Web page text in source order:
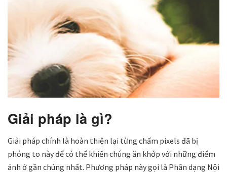
Giải pháp là gì?
Giải pháp chính là hoàn thiện lại từng chấm pixels đã bị
phóng to này để có thể khiến chúng ăn khớp với những điểm
ảnh ở gần chúng nhất. Phương pháp này gọi là Phân dạng Nội